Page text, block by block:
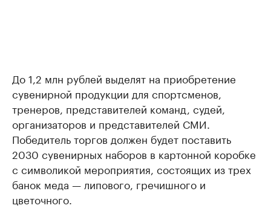
До 1,2 млн рублей выделят на приобретение
сувенирной продукции для спортсменов,
тренеров, представителей команд, судей,
организаторов и представителей СМИ.
Победитель торгов должен будет поставить
2030 сувенирных наборов в картонной коробке
с символикой мероприятия, состоящих из трех
банок меда — липового, гречишного и
цветочного.